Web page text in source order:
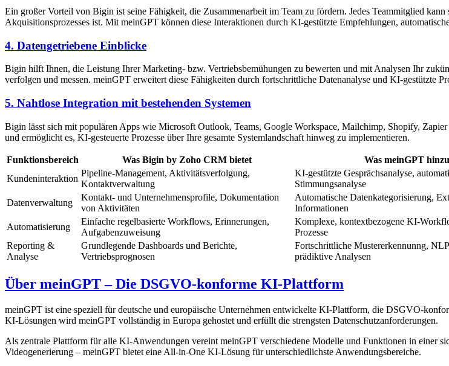
Ein großer Vorteil von Bigin ist seine Fähigkeit, die Zusammenarbeit im Team zu fördern. Jedes Teammitglied
Akquisitionsprozesses ist. Mit meinGPT können diese Interaktionen durch KI-gestützte Empfehlungen,
4. Datengetriebene Einblicke
Bigin hilft Ihnen, die Leistung Ihrer Marketing- bzw. Vertriebsbemühungen zu bewerten und mit Analysen Ihr
verfolgen und messen. meinGPT erweitert diese Fähigkeiten durch fortschrittliche Datenanalyse und KI-gestützte
5. Nahtlose Integration mit bestehenden Systemen
Bigin lässt sich mit populären Apps wie Microsoft Outlook, Teams, Google Workspace, Mailchimp, Shopify,
und ermöglicht es, KI-gesteuerte Prozesse über Ihre gesamte Systemlandschaft hinweg zu implementieren.
Funktionsbereich Was Bigin by Zoho CRM bietet Was meinGPT
Kundeninteraktion
Pipeline-Management, Aktivitätsverfolgung,
Kontaktverwaltung
KI-gestützte Gesprächsanalyse,
Stimmungsanalyse
Datenverwaltung
Kontakt- und Unternehmensprofile, Dokumentation
von Aktivitäten
Automatische Datenkategorisierung,
Informationen
Automatisierung
Einfache regelbasierte Workflows, Erinnerungen,
Aufgabenzuweisung
Komplexe, kontextbezogene KI-
Prozesse
Reporting &
Analyse
Grundlegende Dashboards und Berichte,
Vertriebsprognosen
Fortschrittliche Mustererkennunng,
prädiktive Analysen
Über meinGPT – Die DSGVO-konforme KI-Plattform
meinGPT ist eine speziell für deutsche und europäische Unternehmen entwickelte KI-Plattform, die DSGVO-
KI-Lösungen wird meinGPT vollständig in Europa gehostet und erfüllt die strengsten Datenschutzanforderungen.
Als zentrale Plattform für alle KI-Anwendungen vereint meinGPT verschiedene Modelle und Funktionen in einer
Videogenerierung – meinGPT bietet eine All-in-One KI-Lösung für unterschiedlichste Anwendungsbereiche.